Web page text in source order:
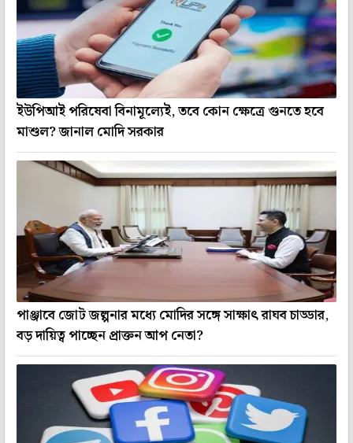
ইউপিআই পরিষেবা বিনামূল্যেই, তবে কোন ক্ষেত্রে গুনতে হবে
মাশুল? জানাল মোদি সরকার
পাঞ্জাবে জোট জল্পনার মধ্যে মোদির সঙ্গে সাক্ষাৎ রাঘব চাড্ডার,
বড় দায়িত্ব পাচ্ছেন প্রাক্তন আপ নেতা?